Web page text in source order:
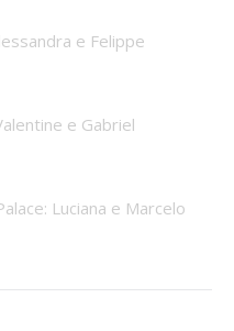
e Felippe
e Gabriel
Luciana e Marcelo